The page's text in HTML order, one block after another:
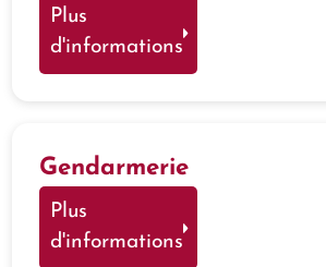
Plus
d'informations
Gendarmerie
Plus
d'informations